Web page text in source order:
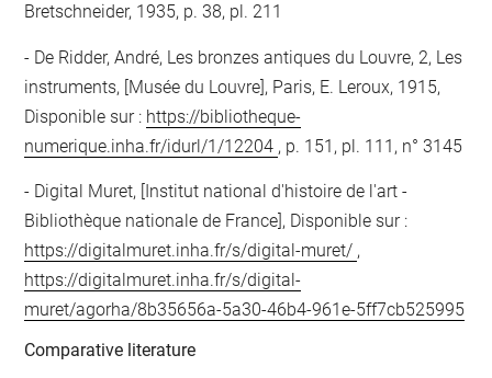
Bretschneider, 1935, p. 38, pl. 211
De Ridder, André, Les bronzes antiques du Louvre, 2, Les
instruments, [Musée du Louvre], Paris, E. Leroux, 1915,
Disponible sur : https://bibliotheque-
numerique.inha.fr/idurl/1/12204 , p. 151, pl. 111, n° 3145
Digital Muret, [Institut national d'histoire de l'art -
Bibliothèque nationale de France], Disponible sur :
https://digitalmuret.inha.fr/s/digital-muret/ ,
https://digitalmuret.inha.fr/s/digital-
muret/agorha/8b35656a-5a30-46b4-961e-5ff7cb525995
Comparative literature